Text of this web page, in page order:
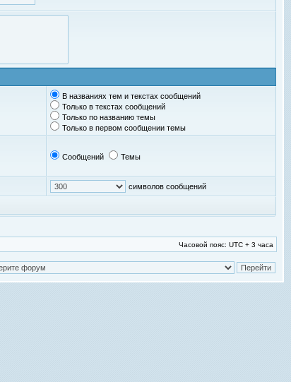
В названиях тем и текстах сообщений
Только в текстах сообщений
Только по названию темы
Только в первом сообщении темы
Сообщений Темы
символов сообщений
Часовой пояс: UTC + 3 часа